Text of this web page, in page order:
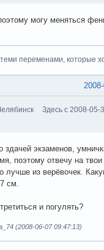
могу меняться
переменами, которые
Здесь с 2008-05-
экзаменов,
поэтому отвечу на
лучше из верёвочек.
см.
и погулять?
(2008-06-07 09:47:13)